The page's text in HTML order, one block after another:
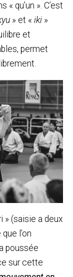
qu’un ». C’est
» et « iki »
et
permet
» (saisie a deux
l’on
poussée
sur cette